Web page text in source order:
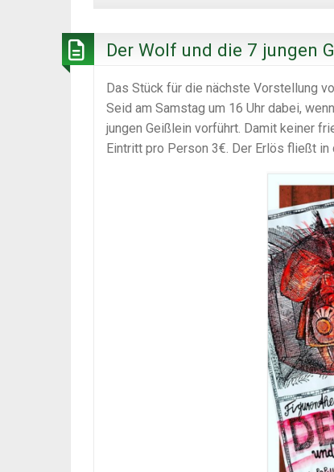
Der Wolf und die 7 jungen
Das Stück für die nächste Vorstellung
Seid am Samstag um 16 Uhr dabei,
jungen Geißlein vorführt. Damit keiner
Eintritt pro Person 3€. Der Erlös fließt